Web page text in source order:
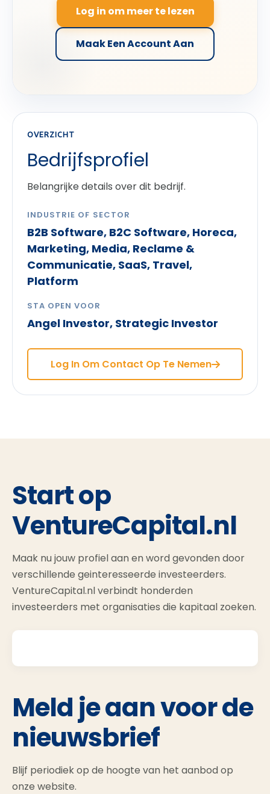
Log in om meer te lezen
Maak Een Account Aan
OVERZICHT
Bedrijfsprofiel
Belangrijke details over dit bedrijf.
INDUSTRIE OF SECTOR
B2B Software, B2C Software, Horeca,
Marketing, Media, Reclame &
Communicatie, SaaS, Travel,
Platform
STA OPEN VOOR
Angel Investor, Strategic Investor
Log In Om Contact Op Te Nemen
Start op
VentureCapital.nl
Maak nu jouw profiel aan en word gevonden door
verschillende geinteresseerde investeerders.
VentureCapital.nl verbindt honderden
investeerders met organisaties die kapitaal zoeken.
Meld je aan voor de
nieuwsbrief
Blijf periodiek op de hoogte van het aanbod op
onze website.